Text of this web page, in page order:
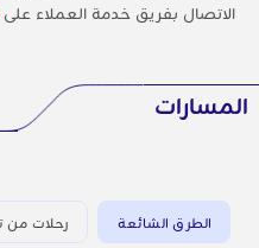
الاتصال بفريق خدمة العملاء على
المسارات
الطرق الشائعة رحلات من